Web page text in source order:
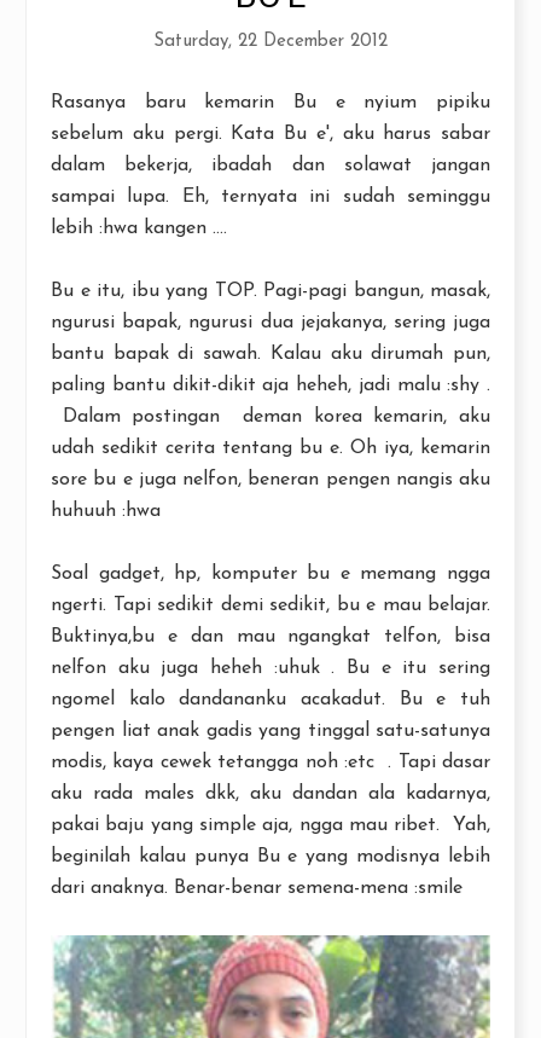
Saturday, 22 December 2012
Rasanya baru kemarin Bu e nyium pipiku
sebelum aku pergi. Kata Bu e', aku harus sabar
dalam bekerja, ibadah dan solawat jangan
sampai lupa. Eh, ternyata ini sudah seminggu
lebih :hwa kangen ....
Bu e itu, ibu yang TOP. Pagi-pagi bangun, masak,
ngurusi bapak, ngurusi dua jejakanya, sering juga
bantu bapak di sawah. Kalau aku dirumah pun,
paling bantu dikit-dikit aja heheh, jadi malu :shy .
Dalam postingan deman korea kemarin, aku
udah sedikit cerita tentang bu e. Oh iya, kemarin
sore bu e juga nelfon, beneran pengen nangis aku
huhuuh :hwa
Soal gadget, hp, komputer bu e memang ngga
ngerti. Tapi sedikit demi sedikit, bu e mau belajar.
Buktinya,bu e dan mau ngangkat telfon, bisa
nelfon aku juga heheh :uhuk . Bu e itu sering
ngomel kalo dandananku acakadut. Bu e tuh
pengen liat anak gadis yang tinggal satu-satunya
modis, kaya cewek tetangga noh :etc . Tapi dasar
aku rada males dkk, aku dandan ala kadarnya,
pakai baju yang simple aja, ngga mau ribet. Yah,
beginilah kalau punya Bu e yang modisnya lebih
dari anaknya. Benar-benar semena-mena :smile